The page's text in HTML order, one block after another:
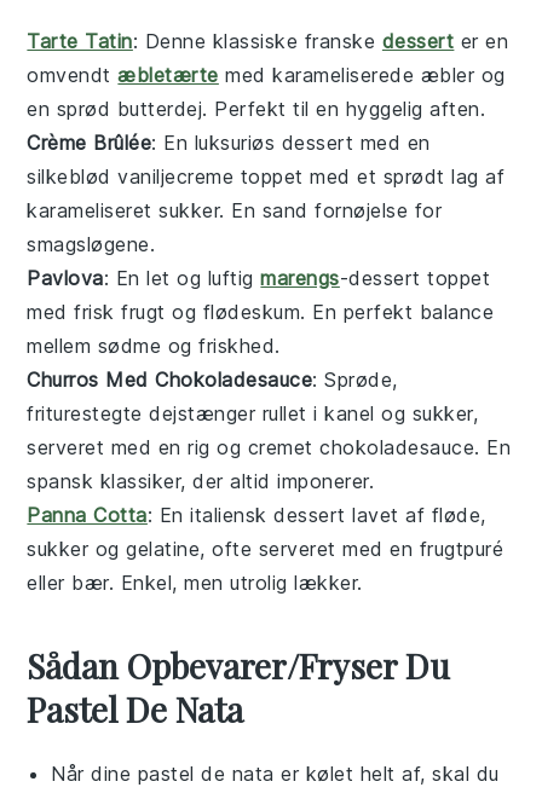
Tarte Tatin: Denne klassiske franske dessert er en
omvendtæbletærte med karameliserede æbler og
en sprød butterdej. Perfekt til en hyggelig aften.
Crème Brûlée: En luksuriøs dessert med en
silkeblødvaniljecreme toppet med et sprødt lag af
karameliseretsukker. En sand fornøjelse for
smagsløgene.
Pavlova: En let og luftigmarengs-dessert toppet
med friskfrugt og flødeskum. En perfekt balance
mellem sødme og friskhed.
Churros Med Chokoladesauce: Sprøde,
friturestegtedejstænger rullet ikanel og sukker,
serveret med en rig og cremetchokoladesauce. En
spansk klassiker, der altid imponerer.
Panna Cotta: En italienskdessert lavet af fløde,
sukker oggelatine, ofte serveret med en frugtpuré
eller bær. Enkel, men utrolig lækker.
Sådan Opbevarer/Fryser Du
Pastel De Nata
Når dine pastel de nata er kølet helt af, skal du